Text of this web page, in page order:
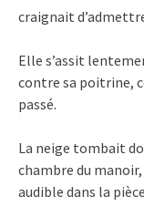
craignait
Elle s’assit
contre sa poitrine,
passé.
La neige tombait
chambre du
audible dans la